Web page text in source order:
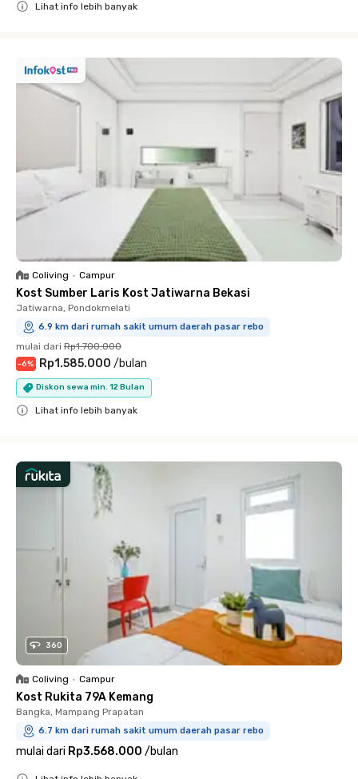
Lihat info lebih banyak
Coliving • Campur
Kost Sumber Laris Kost Jatiwarna Bekasi
Jatiwarna, Pondokmelati
6.9 km dari rumah sakit umum daerah pasar rebo
mulai dari Rp1.700.000
-6% Rp1.585.000 /bulan
Diskon sewa min. 12 Bulan
Lihat info lebih banyak
360
Coliving • Campur
Kost Rukita 79A Kemang
Bangka, Mampang Prapatan
6.7 km dari rumah sakit umum daerah pasar rebo
mulai dari Rp3.568.000 /bulan